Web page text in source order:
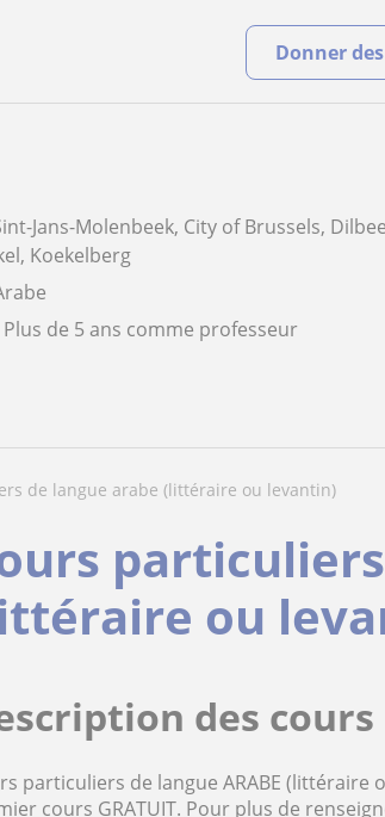
Donner
Jans-Molenbeek, City of Brussels,
Koekelberg
plus de 5 ans comme professeur
de langue arabe (littéraire ou levantin)
ou
des cours
particuliers de langue ARABE
cours GRATUIT. Pour plus de